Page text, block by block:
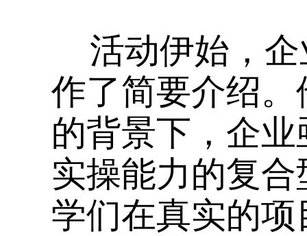
活动伊始，
作了简要介绍
的背景下，企
实操能力的复
学们在真实的